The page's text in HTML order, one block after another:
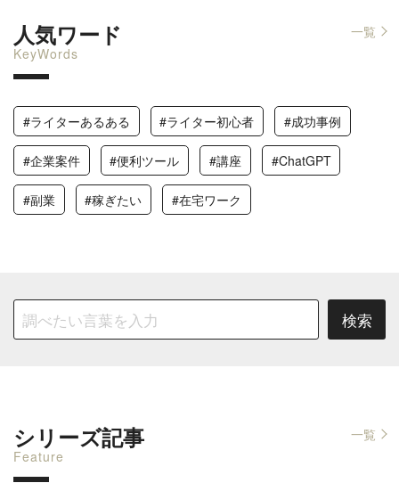
人気ワード
KeyWords
一覧
#ライターあるある #ライター初心者 #成功事例
#企業案件 #便利ツール #講座 #ChatGPT
#副業 #稼ぎたい #在宅ワーク
シリーズ記事
Feature
一覧